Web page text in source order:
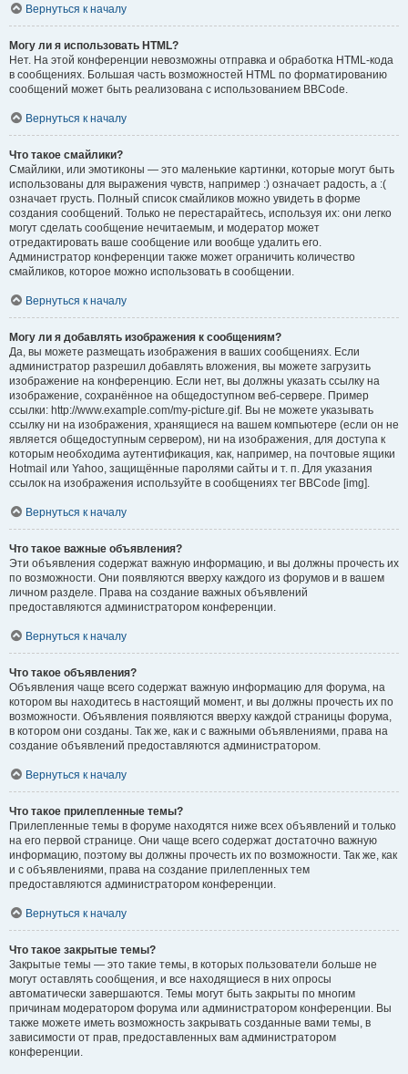
Вернуться к началу
Могу ли я использовать HTML?
Нет. На этой конференции невозможны отправка и обработка HTML-кода
в сообщениях. Большая часть возможностей HTML по форматированию
сообщений может быть реализована с использованием BBCode.
Вернуться к началу
Что такое смайлики?
Смайлики, или эмотиконы — это маленькие картинки, которые могут быть
использованы для выражения чувств, например :) означает радость, а :(
означает грусть. Полный список смайликов можно увидеть в форме
создания сообщений. Только не перестарайтесь, используя их: они легко
могут сделать сообщение нечитаемым, и модератор может
отредактировать ваше сообщение или вообще удалить его.
Администратор конференции также может ограничить количество
смайликов, которое можно использовать в сообщении.
Вернуться к началу
Могу ли я добавлять изображения к сообщениям?
Да, вы можете размещать изображения в ваших сообщениях. Если
администратор разрешил добавлять вложения, вы можете загрузить
изображение на конференцию. Если нет, вы должны указать ссылку на
изображение, сохранённое на общедоступном веб-сервере. Пример
ссылки: http://www.example.com/my-picture.gif. Вы не можете указывать
ссылку ни на изображения, хранящиеся на вашем компьютере (если он не
является общедоступным сервером), ни на изображения, для доступа к
которым необходима аутентификация, как, например, на почтовые ящики
Hotmail или Yahoo, защищённые паролями сайты и т. п. Для указания
ссылок на изображения используйте в сообщениях тег BBCode [img].
Вернуться к началу
Что такое важные объявления?
Эти объявления содержат важную информацию, и вы должны прочесть их
по возможности. Они появляются вверху каждого из форумов и в вашем
личном разделе. Права на создание важных объявлений
предоставляются администратором конференции.
Вернуться к началу
Что такое объявления?
Объявления чаще всего содержат важную информацию для форума, на
котором вы находитесь в настоящий момент, и вы должны прочесть их по
возможности. Объявления появляются вверху каждой страницы форума,
в котором они созданы. Так же, как и с важными объявлениями, права на
создание объявлений предоставляются администратором.
Вернуться к началу
Что такое прилепленные темы?
Прилепленные темы в форуме находятся ниже всех объявлений и только
на его первой странице. Они чаще всего содержат достаточно важную
информацию, поэтому вы должны прочесть их по возможности. Так же, как
и с объявлениями, права на создание прилепленных тем
предоставляются администратором конференции.
Вернуться к началу
Что такое закрытые темы?
Закрытые темы — это такие темы, в которых пользователи больше не
могут оставлять сообщения, и все находящиеся в них опросы
автоматически завершаются. Темы могут быть закрыты по многим
причинам модератором форума или администратором конференции. Вы
также можете иметь возможность закрывать созданные вами темы, в
зависимости от прав, предоставленных вам администратором
конференции.